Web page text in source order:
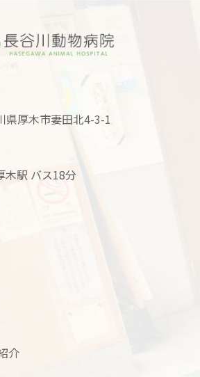
厚木市妻田北4-3-1
木駅 バス18分
介